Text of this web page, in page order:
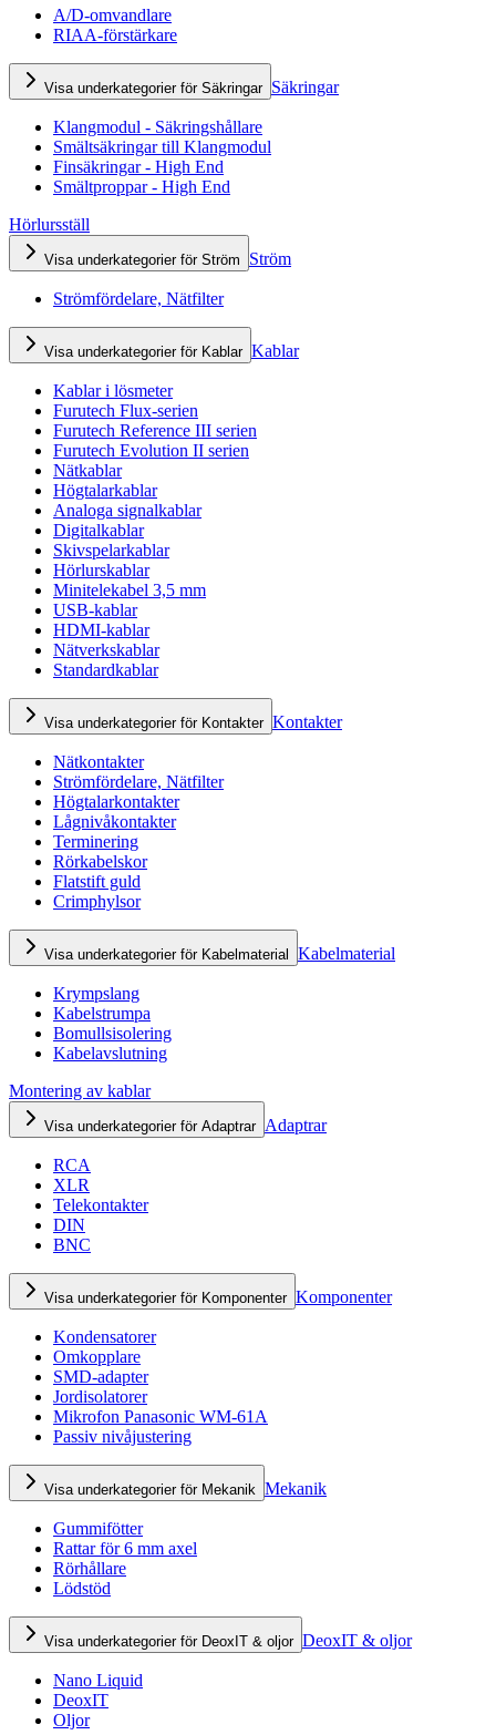
A/D-omvandlare
RIAA-förstärkare
Visa underkategorier för Säkringar Säkringar
Klangmodul - Säkringshållare
Smältsäkringar till Klangmodul
Finsäkringar - High End
Smältproppar - High End
Hörlursställ
Visa underkategorier för Ström Ström
Strömfördelare, Nätfilter
Visa underkategorier för Kablar Kablar
Kablar i lösmeter
Furutech Flux-serien
Furutech Reference III serien
Furutech Evolution II serien
Nätkablar
Högtalarkablar
Analoga signalkablar
Digitalkablar
Skivspelarkablar
Hörlurskablar
Minitelekabel 3,5 mm
USB-kablar
HDMI-kablar
Nätverkskablar
Standardkablar
Visa underkategorier för Kontakter Kontakter
Nätkontakter
Strömfördelare, Nätfilter
Högtalarkontakter
Lågnivåkontakter
Terminering
Rörkabelskor
Flatstift guld
Crimphylsor
Visa underkategorier för Kabelmaterial Kabelmaterial
Krympslang
Kabelstrumpa
Bomullsisolering
Kabelavslutning
Montering av kablar
Visa underkategorier för Adaptrar Adaptrar
RCA
XLR
Telekontakter
DIN
BNC
Visa underkategorier för Komponenter Komponenter
Kondensatorer
Omkopplare
SMD-adapter
Jordisolatorer
Mikrofon Panasonic WM-61A
Passiv nivåjustering
Visa underkategorier för Mekanik Mekanik
Gummifötter
Rattar för 6 mm axel
Rörhållare
Lödstöd
Visa underkategorier för DeoxIT & oljor DeoxIT & oljor
Nano Liquid
DeoxIT
Oljor